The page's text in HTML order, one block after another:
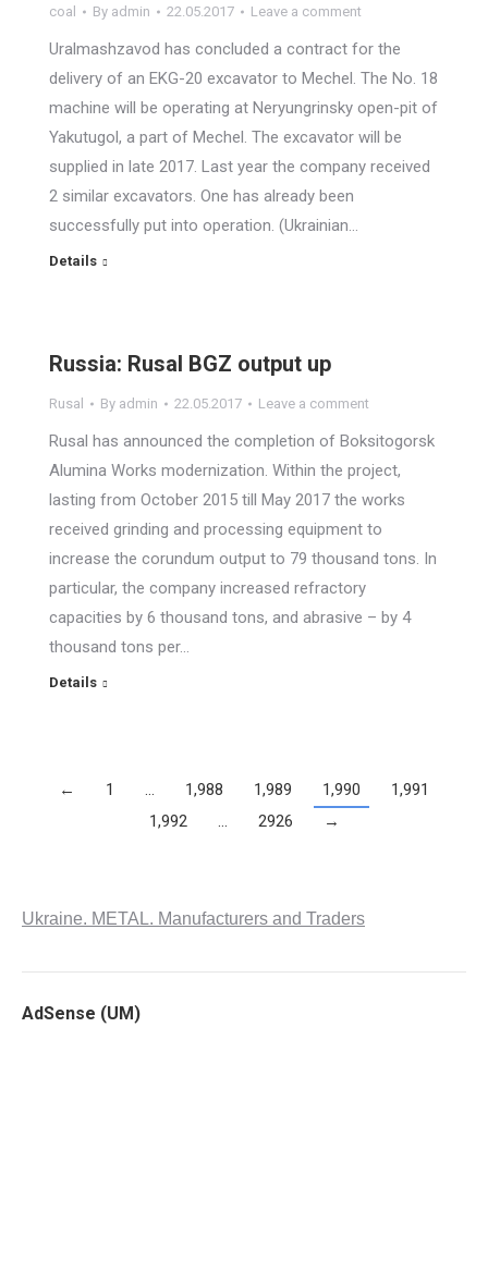
coal By admin 22.05.2017 Leave a comment
Uralmashzavod has concluded a contract for the
delivery of an EKG-20 excavator to Mechel. The No. 18
machine will be operating at Neryungrinsky open-pit of
Yakutugol, a part of Mechel. The excavator will be
supplied in late 2017. Last year the company received
2 similar excavators. One has already been
successfully put into operation. (Ukrainian…
Details
Russia: Rusal BGZ output up
Rusal By admin 22.05.2017 Leave a comment
Rusal has announced the completion of Boksitogorsk
Alumina Works modernization. Within the project,
lasting from October 2015 till May 2017 the works
received grinding and processing equipment to
increase the corundum output to 79 thousand tons. In
particular, the company increased refractory
capacities by 6 thousand tons, and abrasive – by 4
thousand tons per…
Details
← 1 … 1,988 1,989 1,990
1,991
1,992
… 2926 →
Ukraine. METAL. Manufacturers and Traders
AdSense (UM)